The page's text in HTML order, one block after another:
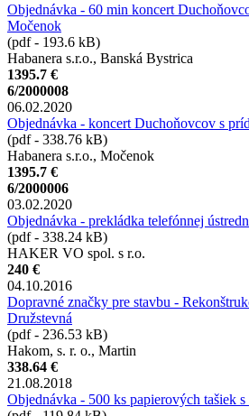
Objednávka - 60 min koncert
Močenok
(pdf - 193.6 kB)
Habanera s.r.o., Banská Bystrica
1395.7 €
6/2000008
06.02.2020
Objednávka - koncert Duchoňovcov s
(pdf - 338.76 kB)
Habanera s.r.o., Močenok
1395.7 €
6/2000006
03.02.2020
Objednávka - prekládka telefónnej
(pdf - 338.24 kB)
HAKER VO spol. s r.o.
240 €
04.10.2016
Dopravné značky pre stavbu -
Družstevná
(pdf - 236.53 kB)
Hakom, s. r. o., Martin
338.64 €
21.08.2018
Objednávka - 500 ks papierových tašiek s